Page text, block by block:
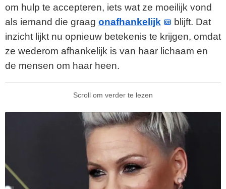
om hulp te accepteren, iets wat ze moeilijk vond
als iemand die graag onafhankelijk
blijft. Dat
inzicht lijkt nu opnieuw betekenis te krijgen, omdat
ze wederom afhankelijk is van haar lichaam en
de mensen om haar heen.
Scroll om verder te lezen